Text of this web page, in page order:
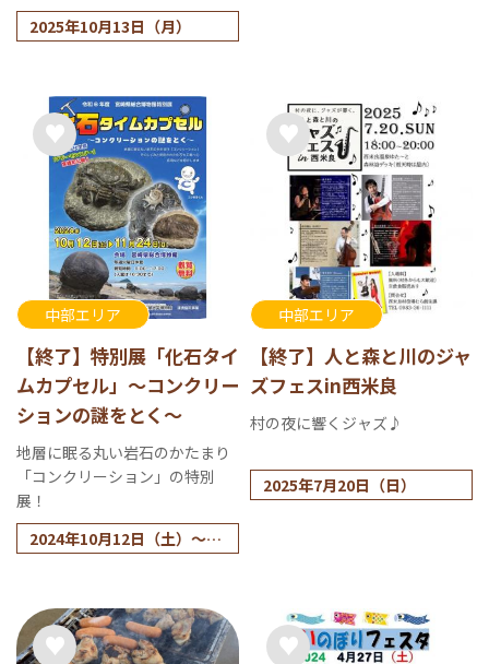
2025年10月13日（月）
中部エリア
【終了】特別展「化石タイ
ムカプセル」～コンクリー
ションの謎をとく～
地層に眠る丸い岩石のかたまり
「コンクリーション」の特別
展！
2024年10月12日（土）～11
中部エリア
【終了】人と森と川のジャ
ズフェスin西米良
村の夜に響くジャズ♪
2025年7月20日（日）